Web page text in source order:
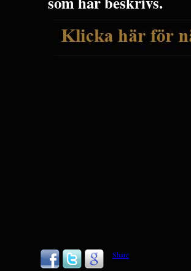
Share